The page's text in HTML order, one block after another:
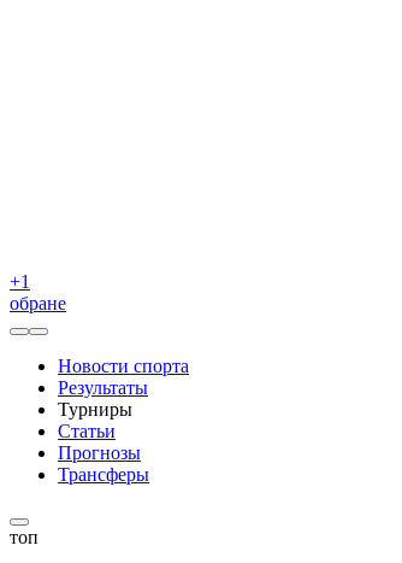
+1
обране
Новости спорта
Результаты
Турниры
Статьи
Прогнозы
Трансферы
топ